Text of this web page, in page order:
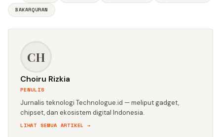
BAKARQURAN
CH
Choiru Rizkia
PENULIS
Jurnalis teknologi Technologue.id — meliput gadget,
chipset, dan ekosistem digital Indonesia.
LIHAT SEMUA ARTIKEL →